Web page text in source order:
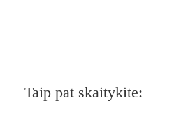
Taip pat skaitykite: